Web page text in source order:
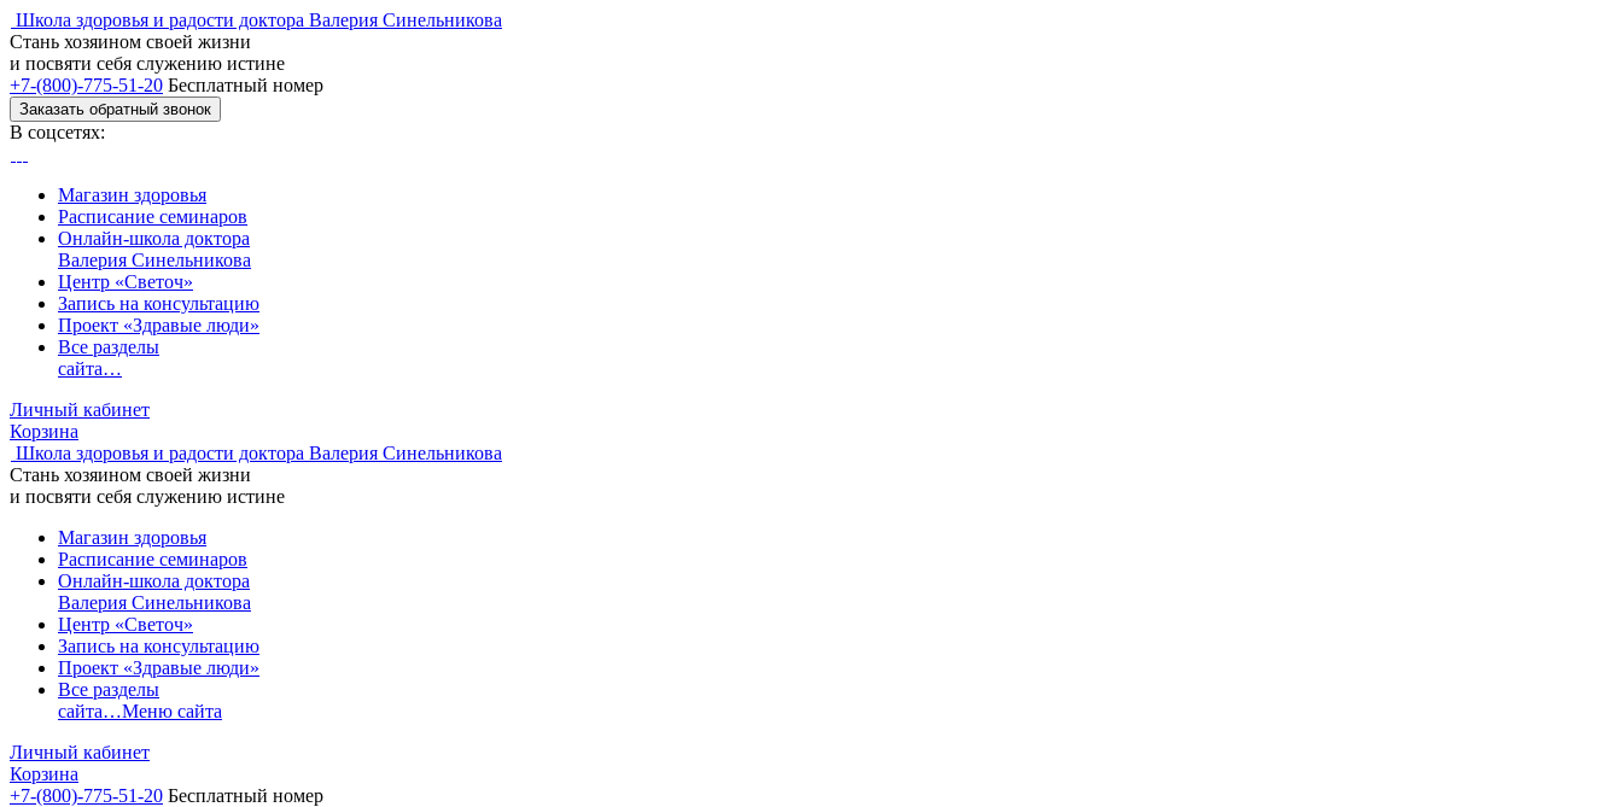
Школа здоровья и радости доктора Валерия Синельникова
Стань хозяином своей жизни
и посвяти себя служению истине
+7-(800)-775-51-20 Бесплатный номер
Заказать обратный звонок
В соцсетях:
Магазин здоровья
Расписание семинаров
Онлайн-школа доктора
Валерия Синельникова
Центр «Светоч»
Запись на консультацию
Проект «Здравые люди»
Все разделы
сайта…
Личный кабинет
Корзина
Школа здоровья и радости доктора Валерия Синельникова
Стань хозяином своей жизни
и посвяти себя служению истине
Магазин здоровья
Расписание семинаров
Онлайн-школа доктора
Валерия Синельникова
Центр «Светоч»
Запись на консультацию
Проект «Здравые люди»
Все разделы
сайта…Меню сайта
Личный кабинет
Корзина
+7-(800)-775-51-20 Бесплатный номер